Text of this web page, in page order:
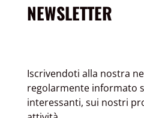
NEWSLETTER
Iscrivendoti alla nostra
regolarmente informato
interessanti, sui nostri